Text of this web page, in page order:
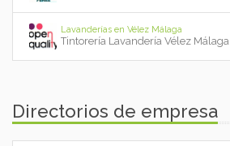
Lavanderías en Vélez Málaga
Tintorería Lavandería Vélez Málaga
Directorios de empresa